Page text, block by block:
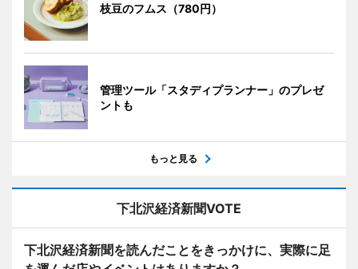
枝豆のフムス（780円）
管理ツール「スタディプランナー」のプレゼ
ントも
もっと見る
下北沢経済新聞VOTE
下北沢経済新聞を読んだことをきっかけに、実際に足